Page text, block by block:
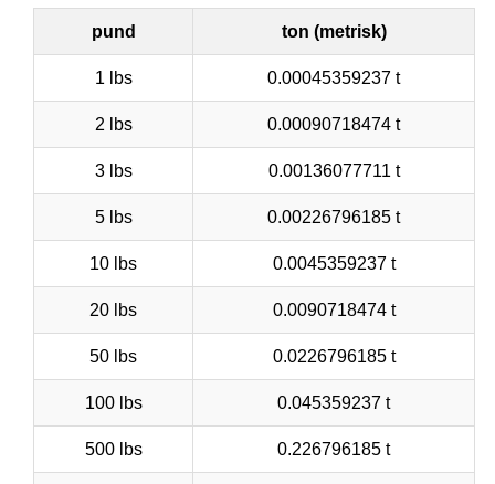
pund ton (metrisk)
1 lbs 0.00045359237 t
2 lbs 0.00090718474 t
3 lbs 0.00136077711 t
5 lbs 0.00226796185 t
10 lbs 0.0045359237 t
20 lbs 0.0090718474 t
50 lbs 0.0226796185 t
100 lbs 0.045359237 t
500 lbs 0.226796185 t